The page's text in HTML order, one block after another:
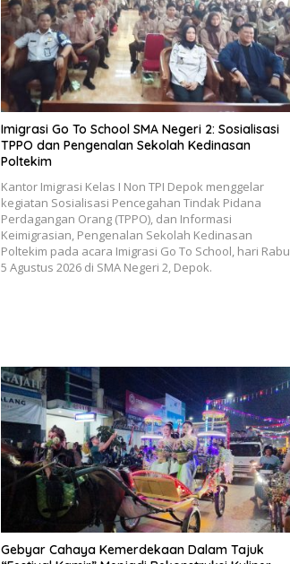
Imigrasi Go To School SMA Negeri 2: Sosialisasi
TPPO dan Pengenalan Sekolah Kedinasan
Poltekim
Kantor Imigrasi Kelas I Non TPI Depok menggelar
kegiatan Sosialisasi Pencegahan Tindak Pidana
Perdagangan Orang (TPPO), dan Informasi
Keimigrasian, Pengenalan Sekolah Kedinasan
Poltekim pada acara Imigrasi Go To School, hari Rabu
5 Agustus 2026 di SMA Negeri 2, Depok.
Gebyar Cahaya Kemerdekaan Dalam Tajuk